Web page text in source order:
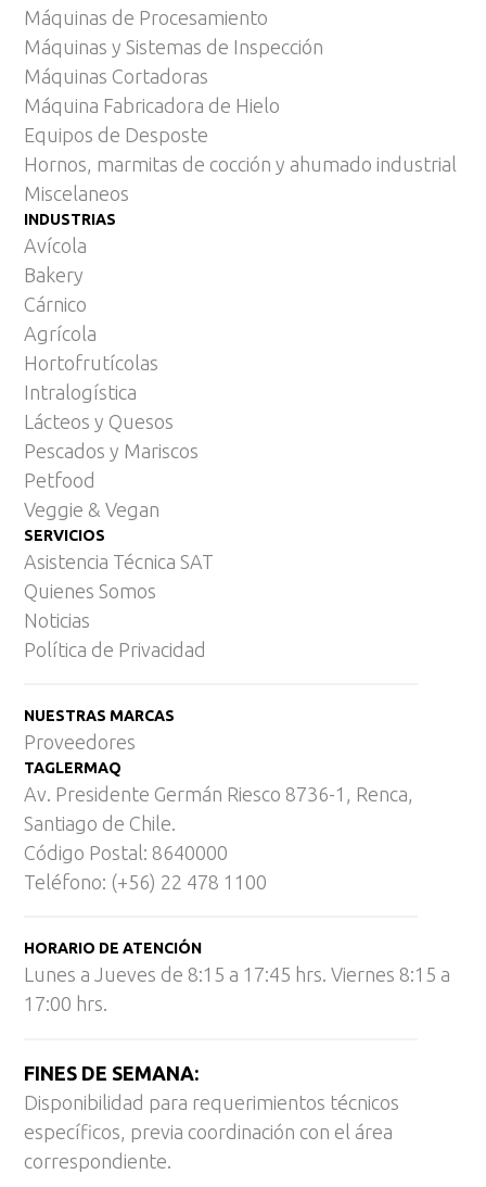
Máquinas de Procesamiento
Máquinas y Sistemas de Inspección
Máquinas Cortadoras
Máquina Fabricadora de Hielo
Equipos de Desposte
Hornos, marmitas de cocción y ahumado industrial
Miscelaneos
INDUSTRIAS
Avícola
Bakery
Cárnico
Agrícola
Hortofrutícolas
Intralogística
Lácteos y Quesos
Pescados y Mariscos
Petfood
Veggie & Vegan
SERVICIOS
Asistencia Técnica SAT
Quienes Somos
Noticias
Política de Privacidad
NUESTRAS MARCAS
Proveedores
TAGLERMAQ
Av. Presidente Germán Riesco 8736-1, Renca,
Santiago de Chile.
Código Postal: 8640000
Teléfono: (+56) 22 478 1100
HORARIO DE ATENCIÓN
Lunes a Jueves de 8:15 a 17:45 hrs. Viernes 8:15 a
17:00 hrs.
FINES DE SEMANA:
Disponibilidad para requerimientos técnicos
específicos, previa coordinación con el área
correspondiente.